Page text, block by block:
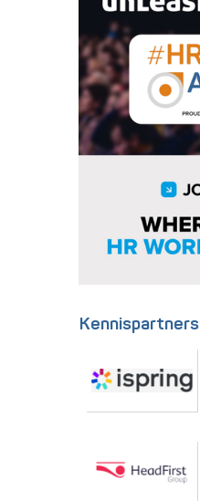
Kennispartners